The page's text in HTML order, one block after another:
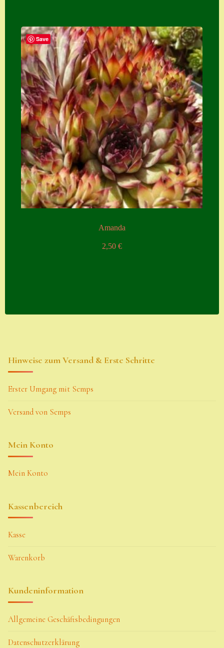
Save
Amanda
2,50 €
Hinweise zum Versand & Erste Schritte
Erster Umgang mit Semps
Versand von Semps
Mein Konto
Mein Konto
Kassenbereich
Kasse
Warenkorb
Kundeninformation
Allgemeine Geschäftsbedingungen
Datenschutzerklärung